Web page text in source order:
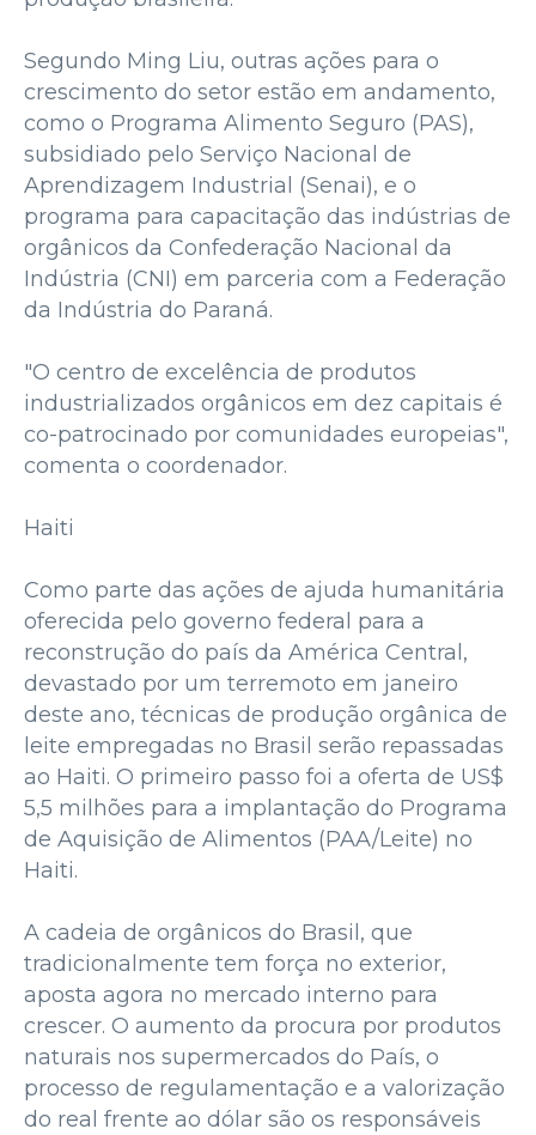
Segundo Ming Liu, outras ações para o
crescimento do setor estão em andamento,
como o Programa Alimento Seguro (PAS),
subsidiado pelo Serviço Nacional de
Aprendizagem Industrial (Senai), e o
programa para capacitação das indústrias de
orgânicos da Confederação Nacional da
Indústria (CNI) em parceria com a Federação
da Indústria do Paraná.
"O centro de excelência de produtos
industrializados orgânicos em dez capitais é
co-patrocinado por comunidades europeias",
comenta o coordenador.
Haiti
Como parte das ações de ajuda humanitária
oferecida pelo governo federal para a
reconstrução do país da América Central,
devastado por um terremoto em janeiro
deste ano, técnicas de produção orgânica de
leite empregadas no Brasil serão repassadas
ao Haiti. O primeiro passo foi a oferta de US$
5,5 milhões para a implantação do Programa
de Aquisição de Alimentos (PAA/Leite) no
Haiti.
A cadeia de orgânicos do Brasil, que
tradicionalmente tem força no exterior,
aposta agora no mercado interno para
crescer. O aumento da procura por produtos
naturais nos supermercados do País, o
processo de regulamentação e a valorização
do real frente ao dólar são os responsáveis